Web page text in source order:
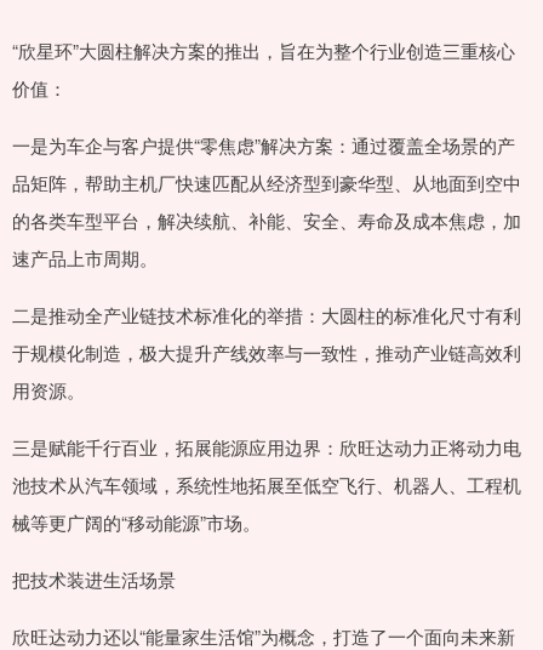
“欣星环”大圆柱解决方案的推出，旨在为整个行业创造三重核心
价值：
一是为车企与客户提供“零焦虑”解决方案：通过覆盖全场景的产
品矩阵，帮助主机厂快速匹配从经济型到豪华型、从地面到空中
的各类车型平台，解决续航、补能、安全、寿命及成本焦虑，加
速产品上市周期。
二是推动全产业链技术标准化的举措：大圆柱的标准化尺寸有利
于规模化制造，极大提升产线效率与一致性，推动产业链高效利
用资源。
三是赋能千行百业，拓展能源应用边界：欣旺达动力正将动力电
池技术从汽车领域，系统性地拓展至低空飞行、机器人、工程机
械等更广阔的“移动能源”市场。
把技术装进生活场景
欣旺达动力还以“能量家生活馆”为概念，打造了一个面向未来新